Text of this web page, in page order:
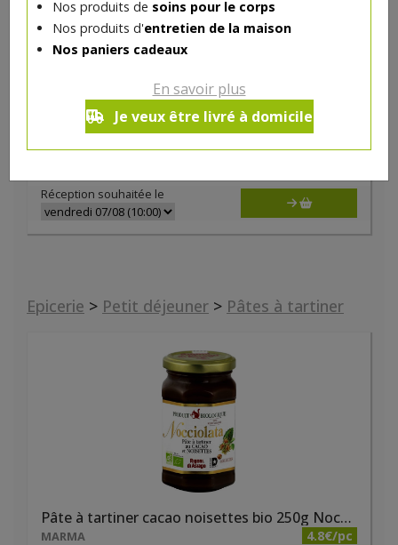
Nos produits de soins pour le corps
Nos produits d'entretien de la maison
Nos paniers cadeaux
En savoir plus
Je veux être livré à domicile
Pain des fleurs quinoa bio 150g
HYGIENA
Réception souhaitée le
Epicerie > Petit déjeuner > Pâtes à tartiner
Pâte à tartiner cacao noisettes bio 250g Nocciolata
MARMA 4.8€/pc